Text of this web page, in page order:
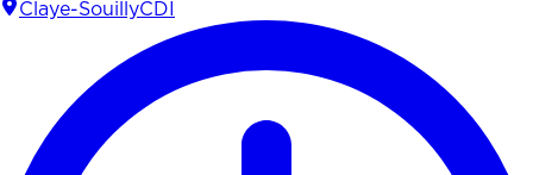
Claye-SouillyCDI